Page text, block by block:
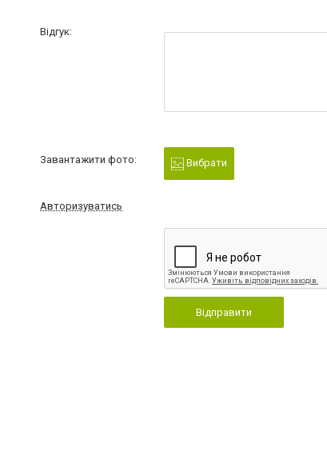
Відгук:
Завантажити фото: Вибрати
Авторизуватись
Відправити